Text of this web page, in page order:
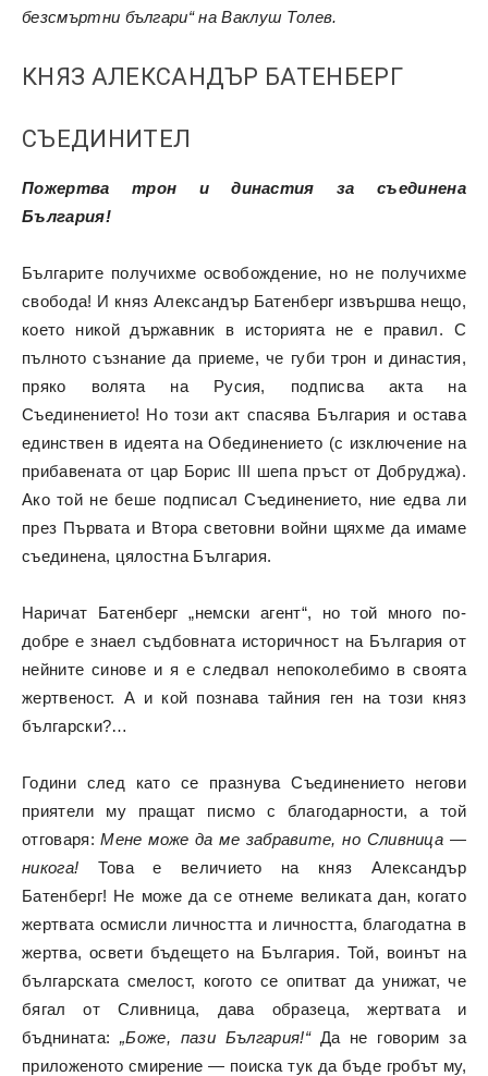
безсмъртни българи“ на Ваклуш Толев.
КНЯЗ АЛЕКСАНДЪР БАТЕНБЕРГ
СЪЕДИНИТЕЛ
Пожертва трон и династия за съединена
България!
Българите получихме освобождение, но не получихме
свобода! И княз Александър Батенберг извършва нещо,
което никой държавник в историята не е правил. С
пълното съзнание да приеме, че губи трон и династия,
пряко волята на Русия, подписва акта на
Съединението! Но този акт спасява България и остава
единствен в идеята на Обединението (с изключение на
прибавената от цар Борис III шепа пръст от Добруджа).
Ако той не беше подписал Съединението, ние едва ли
през Първата и Втора световни войни щяхме да имаме
съединена, цялостна България.
Наричат Батенберг „немски агент“, но той много по-
добре е знаел съдбовната историчност на България от
нейните синове и я е следвал непоколебимо в своята
жертвеност. А и кой познава тайния ген на този княз
български?…
Години след като се празнува Съединението негови
приятели му пращат писмо с благодарности, а той
отговаря:Мене може да ме забравите, но Сливница —
никога! Това е величието на княз Александър
Батенберг! Не може да се отнеме великата дан, когато
жертвата осмисли личността и личността, благодатна в
жертва, освети бъдещето на България. Той, воинът на
българската смелост, когото се опитват да унижат, че
бягал от Сливница, дава образеца, жертвата и
бъднината: „Боже, пази България!“Да не говорим за
приложеното смирение — поиска тук да бъде гробът му,